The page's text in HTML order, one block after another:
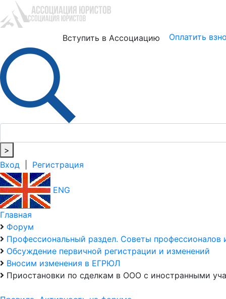
Вступить в Ассоциацию Оплатить
>
Вход
Регистрация
ENG
Главная
Форум
Профессиональный раздел. Советы
Обсуждение первичной регистрации и изменений
Вносим изменения в ЕГРЮЛ
Приостановки по сделкам в ООО с иностранными